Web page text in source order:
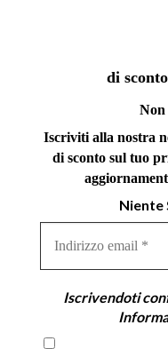
di
Non
Iscriviti alla nostra
di sconto sul tuo
Niente
email
Iscrivendoti